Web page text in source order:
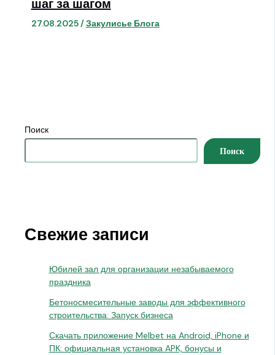
Поиск
Поиск
Свежие записи
Юбилей зал для организации незабываемого
праздника
Бетоносмесительные заводы для эффективного
строительства: Запуск бизнеса
Скачать приложение Melbet на Android, iPhone и
ПК: официальная установка APK, бонусы и
шаг за шагом
27.08.2025/Закулисье Блога